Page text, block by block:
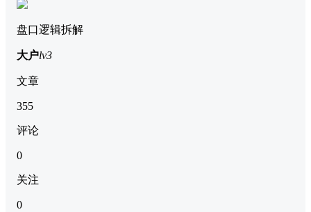
盘口逻辑拆解
大户lv3
文章
355
评论
0
关注
0